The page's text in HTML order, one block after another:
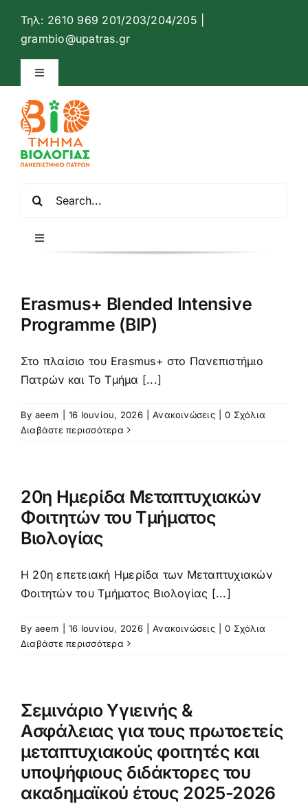
περιεχόμενο
Τηλ: 2610 969 201/203/204/205 |
grambio@upatras.gr
Toggle
Ιστότοπος Τμήματος Βιολογίας
Επικοινωνία
Ελληνικά
Toggle
Navigation
Προκήρυξη – αίτηση
Κανονισμός
Πληροφορίες Μεταπτυχιακών Σπουδών
Ανακοινώσεις
Erasmus+ Blended Intensive
Programme (BIP)
Στο πλαίσιο του Erasmus+ στο Πανεπιστήμιο
Πατρών και Το Τμήμα [...]
By aeem 16 Ιουνίου, 2026 Ανακοινώσεις
0 Σχόλια
Διαβάστε περισσότερα
20η Ημερίδα Μεταπτυχιακών
Φοιτητών του Τμήματος
Βιολογίας
Η 20η επετειακή Ημερίδα των Μεταπτυχιακών
Φοιτητών του Τμήματος Βιολογίας [...]
By aeem 16 Ιουνίου, 2026 Ανακοινώσεις
0 Σχόλια
Διαβάστε περισσότερα
Σεμινάριο Υγιεινής &
Ασφάλειας για τους πρωτοετείς
μεταπτυχιακούς φοιτητές και
υποψήφιους διδάκτορες του
ακαδημαϊκού έτους 2025-2026